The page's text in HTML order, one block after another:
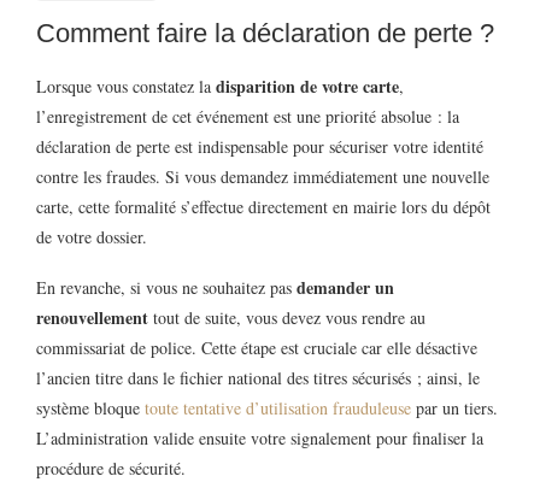
Comment faire la déclaration de perte ?
Lorsque vous constatez la disparition de votre carte,
l’enregistrement de cet événement est une priorité absolue : la
déclaration de perte est indispensable pour sécuriser votre identité
contre les fraudes. Si vous demandez immédiatement une nouvelle
carte, cette formalité s’effectue directement en mairie lors du dépôt
de votre dossier.
En revanche, si vous ne souhaitez pas demander un
renouvellement tout de suite, vous devez vous rendre au
commissariat de police. Cette étape est cruciale car elle désactive
l’ancien titre dans le fichier national des titres sécurisés ; ainsi, le
système bloque toute tentative d’utilisation frauduleuse par un tiers.
L’administration valide ensuite votre signalement pour finaliser la
procédure de sécurité.